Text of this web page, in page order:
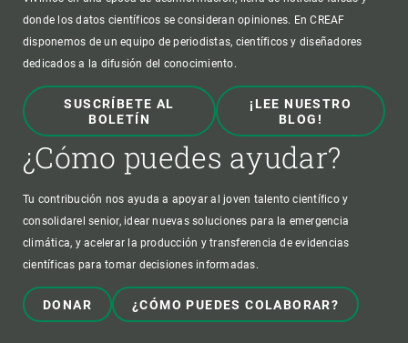
donde los datos científicos se consideran opiniones. En CREAF
disponemos de un equipo de periodistas, científicos y diseñadores
dedicados a la difusión del conocimiento.
SUSCRÍBETE AL
BOLETÍN
¡LEE NUESTRO
BLOG!
¿Cómo puedes ayudar?
Tu contribución nos ayuda a apoyar al joven talento científico y
consolidarel senior, idear nuevas soluciones para la emergencia
climática, y acelerar la producción y transferencia de evidencias
científicas para tomar decisiones informadas.
DONAR ¿CÓMO PUEDES COLABORAR?